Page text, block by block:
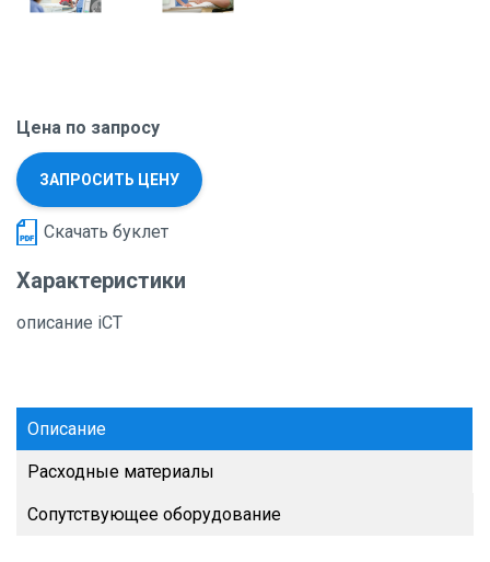
Цена по запросу
ЗАПРОСИТЬ ЦЕНУ
Скачать буклет
Характеристики
описание iCT
Описание
Расходные материалы
Сопутствующее оборудование